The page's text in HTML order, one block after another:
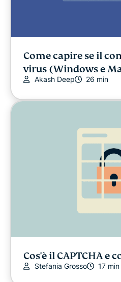
Come capire se il
virus (Windows e
Akash Deep 26 min
Cos'è il CAPTCHA e
Stefania Grosso 17 min